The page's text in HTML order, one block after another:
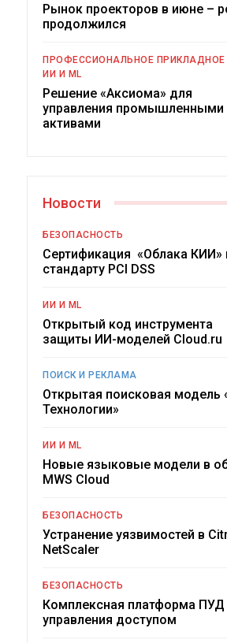
Рынок проекторов в июне –
продолжился
ПРОФЕССИОНАЛЬНОЕ ПРИКЛАДНОЕ
ИИ И ML
Решение «Аксиома» для
управления промышленными
активами
Новости
БЕЗОПАСНОСТЬ
Сертификация «Облака КИИ»
стандарту PCI DSS
ИИ И ML
Открытый код инструмента
защиты ИИ-моделей Cloud.ru
ПОИСК И РЕКЛАМА
Открытая поисковая модель
Технологии»
ИИ И ML
Новые языковые модели в
MWS Cloud
БЕЗОПАСНОСТЬ
Устранение уязвимостей в
NetScaler
БЕЗОПАСНОСТЬ
Комплексная платформа ПУД
управления доступом
российский рынок